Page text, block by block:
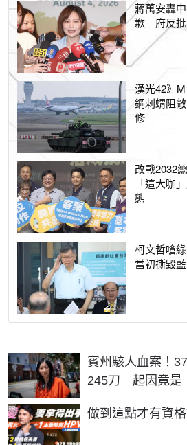
蔣萬安轟
歉 府反批
漢光42》
鋼刺蝟阻
修
改戰2032
「這大咖
態
柯文哲嗆
當初撕毀
賓州駭人血案！
245刀 起因竟是
做到這點才有資
PR